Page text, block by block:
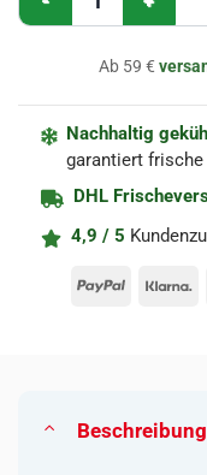
Ab 59 €
Nachhaltig
garantiert
DHL
4,9 / 5
PayPal
Beschreibung